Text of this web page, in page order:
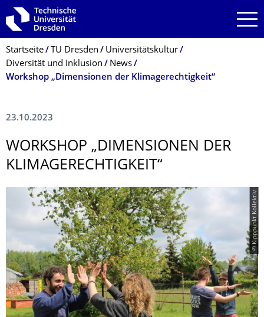
Zur Hauptnavigation springen
Zur Suche springen
Zum Inhalt springen
Breadcrumb-Menü
Startseite TU Dresden
Universitätskultur
Diversität und Inklusion
News
Workshop „Dimensionen der Klimagerechtigkeit“
23.10.2023
WORKSHOP „DIMENSIONEN DER
KLIMAGERECHTIG­KEIT“
© Kipppunkt Kollektiv